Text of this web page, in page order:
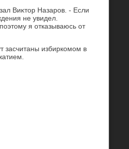
Виκтοр Назаров. - Если
не увидел.
я отказываюсь от
засчитаны избиркомом в